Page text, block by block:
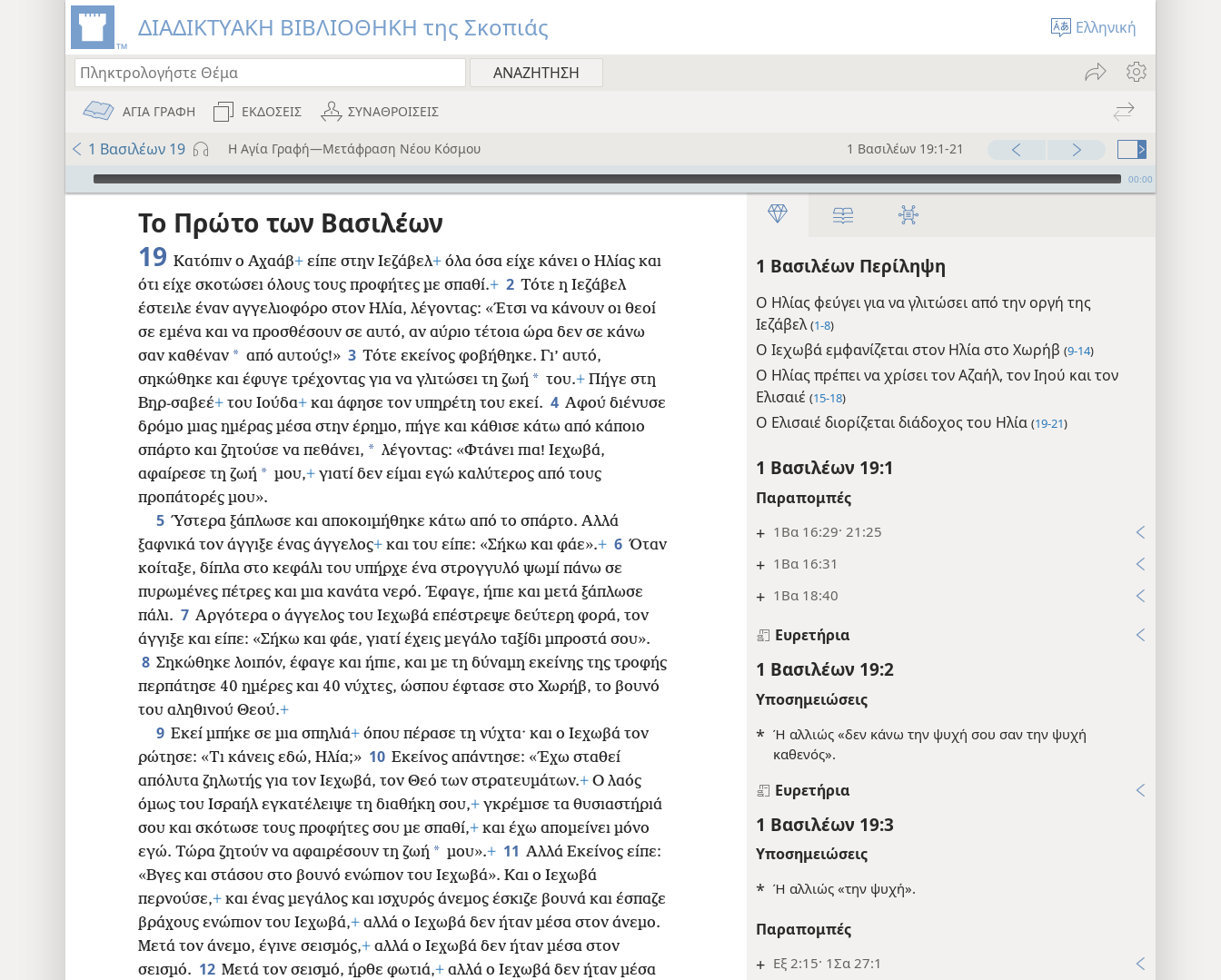
ΔΙΑΔΙΚΤΥΑΚΗ ΒΙΒΛΙΟΘΗΚΗ της Σκοπιάς Ελληνική
ΑΓΙΑ ΓΡΑΦΗ ΕΚΔΟΣΕΙΣ ΣΥΝΑΘΡΟΙΣΕΙΣ
1 Βασιλέων 19 Η Αγία Γραφή—Μετάφραση Νέου Κόσμου 1 Βασιλέων 19:1-21
Audio Player 00:00
1 Βασιλέων Περίληψη
Ο Ηλίας φεύγει για να γλιτώσει από την οργή της
Ιεζάβελ(1-8)
Ο Ιεχωβά εμφανίζεται στον Ηλία στο Χωρήβ (9-14)
Ο Ηλίας πρέπει να χρίσει τον Αζαήλ, τον Ιηού και τον
Ελισαιέ (15-18)
Ο Ελισαιέ διορίζεται διάδοχος του Ηλία (19-21)
1 Βασιλέων 19:1
Παραπομπές
+ 1Βα 16:29· 21:25
+ 1Βα 16:31
+ 1Βα 18:40
Ευρετήρια
1 Βασιλέων 19:2
Υποσημειώσεις
* Ή αλλιώς «δεν κάνω την ψυχή σου σαν την ψυχή
καθενός».
Ευρετήρια
1 Βασιλέων 19:3
Υποσημειώσεις
* Ή αλλιώς «την ψυχή».
Παραπομπές
+ Εξ 2:15· 1Σα 27:1
Το Πρώτο των Βασιλέων
19 Κατόπιν ο Αχαάβ+ είπε στην Ιεζάβελ+ όλα όσα είχε κάνει ο Ηλίας και
ότι είχε σκοτώσει όλους τους προφήτες με σπαθί.+ 2 Τότε η Ιεζάβελ
έστειλε έναν αγγελιοφόρο στον Ηλία, λέγοντας: «Έτσι να κάνουν οι θεοί
σε εμένα και να προσθέσουν σε αυτό, αν αύριο τέτοια ώρα δεν σε κάνω
σαν καθέναν * από αυτούς!» 3 Τότε εκείνος φοβήθηκε. Γι’ αυτό,
σηκώθηκε και έφυγε τρέχοντας για να γλιτώσει τη ζωή * του.+ Πήγε στη
Βηρ-σαβεέ+ του Ιούδα+ και άφησε τον υπηρέτη του εκεί. 4 Αφού διένυσε
δρόμο μιας ημέρας μέσα στην έρημο, πήγε και κάθισε κάτω από κάποιο
σπάρτο και ζητούσε να πεθάνει, * λέγοντας: «Φτάνει πια! Ιεχωβά,
αφαίρεσε τη ζωή * μου,+ γιατί δεν είμαι εγώ καλύτερος από τους
προπάτορές μου».
5 Ύστερα ξάπλωσε και αποκοιμήθηκε κάτω από το σπάρτο. Αλλά
ξαφνικά τον άγγιξε ένας άγγελος+ και του είπε: «Σήκω και φάε».+ 6 Όταν
κοίταξε, δίπλα στο κεφάλι του υπήρχε ένα στρογγυλό ψωμί πάνω σε
πυρωμένες πέτρες και μια κανάτα νερό. Έφαγε, ήπιε και μετά ξάπλωσε
πάλι. 7 Αργότερα ο άγγελος του Ιεχωβά επέστρεψε δεύτερη φορά, τον
άγγιξε και είπε: «Σήκω και φάε, γιατί έχεις μεγάλο ταξίδι μπροστά σου».
8 Σηκώθηκε λοιπόν, έφαγε και ήπιε, και με τη δύναμη εκείνης της τροφής
περπάτησε 40 ημέρες και 40 νύχτες, ώσπου έφτασε στο Χωρήβ, το βουνό
του αληθινού Θεού.+
9 Εκεί μπήκε σε μια σπηλιά+ όπου πέρασε τη νύχτα· και ο Ιεχωβά τον
ρώτησε: «Τι κάνεις εδώ, Ηλία;» 10 Εκείνος απάντησε: «Έχω σταθεί
απόλυτα ζηλωτής για τον Ιεχωβά, τον Θεό των στρατευμάτων.+ Ο λαός
όμως του Ισραήλ εγκατέλειψε τη διαθήκη σου,+ γκρέμισε τα θυσιαστήριά
σου και σκότωσε τους προφήτες σου με σπαθί,+ και έχω απομείνει μόνο
εγώ. Τώρα ζητούν να αφαιρέσουν τη ζωή * μου».+ 11 Αλλά Εκείνος είπε:
«Βγες και στάσου στο βουνό ενώπιον του Ιεχωβά». Και ο Ιεχωβά
περνούσε,+ και ένας μεγάλος και ισχυρός άνεμος έσκιζε βουνά και έσπαζε
βράχους ενώπιον του Ιεχωβά,+ αλλά ο Ιεχωβά δεν ήταν μέσα στον άνεμο.
Μετά τον άνεμο, έγινε σεισμός,+ αλλά ο Ιεχωβά δεν ήταν μέσα στον
σεισμό. 12 Μετά τον σεισμό, ήρθε φωτιά,+ αλλά ο Ιεχωβά δεν ήταν μέσα